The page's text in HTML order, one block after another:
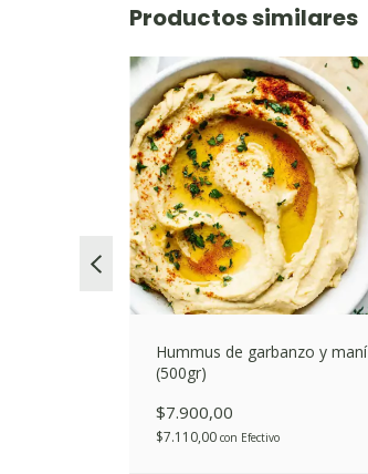
Productos similares
Hummus de garbanzo y maní
(500gr)
$7.900,00
$7.110,00 con Efectivo